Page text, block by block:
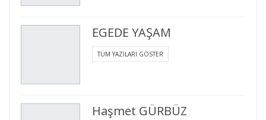
EGEDE YAŞAM
TÜM YAZILARI GÖSTER
Haşmet GÜRBÜZ